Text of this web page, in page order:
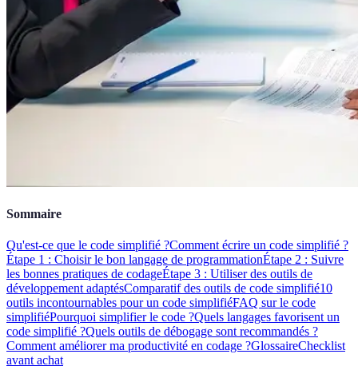
Sommaire
Qu'est-ce que le code simplifié ?Comment écrire un code simplifié ?
Étape 1 : Choisir le bon langage de programmationÉtape 2 : Suivre
les bonnes pratiques de codageÉtape 3 : Utiliser des outils de
développement adaptésComparatif des outils de code simplifié10
outils incontournables pour un code simplifiéFAQ sur le code
simplifiéPourquoi simplifier le code ?Quels langages favorisent un
code simplifié ?Quels outils de débogage sont recommandés ?
Comment améliorer ma productivité en codage ?GlossaireChecklist
avant achat